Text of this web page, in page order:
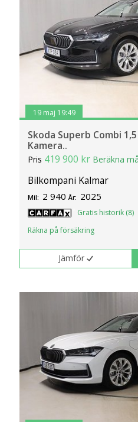
19 maj 19:49
Skoda Superb Combi
Kamera..
Pris 419 900 kr Beräkna
Bilkompani Kalmar
Mil: 2 940 År: 2025
Gratis historik (8)
Räkna på försäkring
Jämför